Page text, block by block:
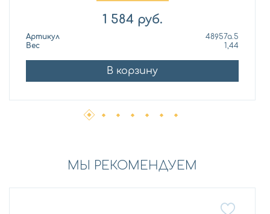
1 584 руб.
Артикул
48957а.5
Вес
1,44
В корзину
МЫ РЕКОМЕНДУЕМ